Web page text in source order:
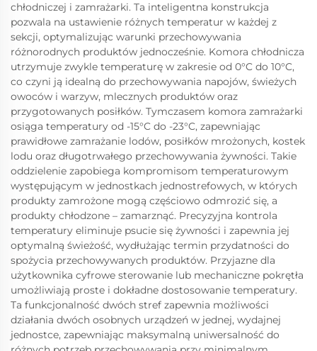
chłodniczej i zamrażarki. Ta inteligentna konstrukcja
pozwala na ustawienie różnych temperatur w każdej z
sekcji, optymalizując warunki przechowywania
różnorodnych produktów jednocześnie. Komora chłodnicza
utrzymuje zwykle temperaturę w zakresie od 0°C do 10°C,
co czyni ją idealną do przechowywania napojów, świeżych
owoców i warzyw, mlecznych produktów oraz
przygotowanych posiłków. Tymczasem komora zamrażarki
osiąga temperatury od -15°C do -23°C, zapewniając
prawidłowe zamrażanie lodów, posiłków mrożonych, kostek
lodu oraz długotrwałego przechowywania żywności. Takie
oddzielenie zapobiega kompromisom temperaturowym
występującym w jednostkach jednostrefowych, w których
produkty zamrożone mogą częściowo odmrozić się, a
produkty chłodzone – zamarznąć. Precyzyjna kontrola
temperatury eliminuje psucie się żywności i zapewnia jej
optymalną świeżość, wydłużając termin przydatności do
spożycia przechowywanych produktów. Przyjazne dla
użytkownika cyfrowe sterowanie lub mechaniczne pokrętła
umożliwiają proste i dokładne dostosowanie temperatury.
Ta funkcjonalność dwóch stref zapewnia możliwości
działania dwóch osobnych urządzeń w jednej, wydajnej
jednostce, zapewniając maksymalną uniwersalność do